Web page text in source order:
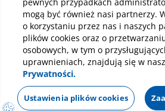
Polityka prywatności
Mapa strony
Oświadczenie o
mogą być również nasi partnerzy.
o korzystaniu przez nas i naszych
plików cookies oraz o
osobowych, w tym o
uprawnieniach, znajdują się w
Prywatności.
Ustawienia plików cookies